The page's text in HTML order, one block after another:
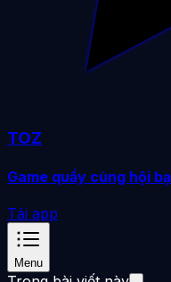
TOZ
Game quẩy cùng hội
Tải app
Menu